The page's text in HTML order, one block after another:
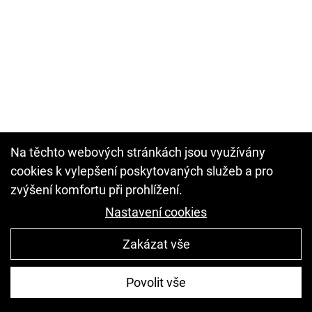
Na těchto webových stránkách jsou využívány
cookies k vylepšení poskytovaných služeb a pro
zvýšení komfortu při prohlížení.
Nastavení cookies
Zakázat vše
Povolit vše